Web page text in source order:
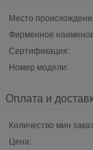
Место
Фирменное
Сертификация:
Номер модели:
Оплата и
Количество мин
Цена: